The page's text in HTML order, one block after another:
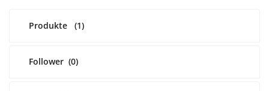
German
Produkte (1)
Follower (0)